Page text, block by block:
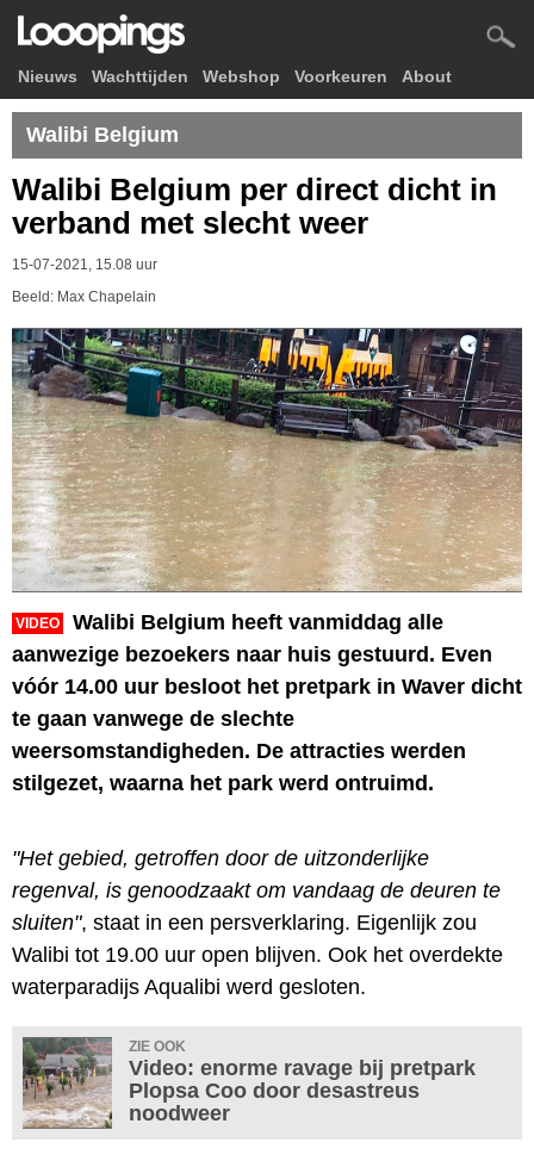
Nieuws Wachttijden Webshop Voorkeuren About
Walibi Belgium
Walibi Belgium per direct dicht in
verband met slecht weer
15-07-2021, 15.08 uur
Beeld: Max Chapelain
VIDEO
Walibi Belgium heeft vanmiddag alle
aanwezige bezoekers naar huis gestuurd. Even
vóór 14.00 uur besloot het pretpark in Waver dicht
te gaan vanwege de slechte
weersomstandigheden. De attracties werden
stilgezet, waarna het park werd ontruimd.
"Het gebied, getroffen door de uitzonderlijke
regenval, is genoodzaakt om vandaag de deuren te
sluiten", staat in een persverklaring. Eigenlijk zou
Walibi tot 19.00 uur open blijven. Ook het overdekte
waterparadijs Aqualibi werd gesloten.
ZIE OOK
Video: enorme ravage bij pretpark
Plopsa Coo door desastreus
noodweer